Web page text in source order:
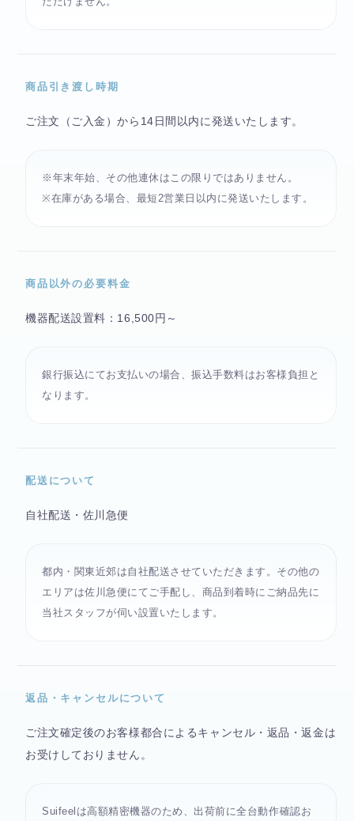
商品引き渡し時期
ご注文（ご入金）から14日間以内に発送いたします。
※年末年始、その他連休はこの限りではありません。
※在庫がある場合、最短2営業日以内に発送いたします。
商品以外の必要料金
機器配送設置料：16,500円～
銀行振込にてお支払いの場合、振込手数料はお客様負担と
なります。
配送について
自社配送・佐川急便
都内・関東近郊は自社配送させていただきます。その他の
エリアは佐川急便にてご手配し、商品到着時にご納品先に
当社スタッフが伺い設置いたします。
返品・キャンセルについて
ご注文確定後のお客様都合によるキャンセル・返品・返金は
お受けしておりません。
Suifeelは高額精密機器のため、出荷前に全台動作確認お